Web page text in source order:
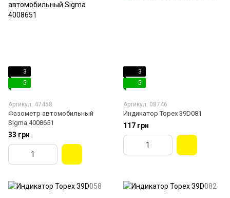
3
5
Артикул: 47458
Фазометр автомобильный
Sigma 4008651
33 грн
3
5
Артикул: 08746
Индикатор Торех 39D081
117 грн